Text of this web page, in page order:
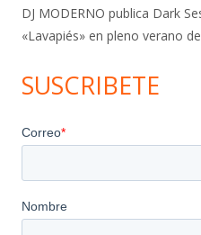
DJ MODERNO publica Dark
«Lavapiés» en pleno verano
SUSCRIBETE